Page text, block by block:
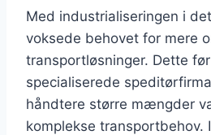
Med industrialiseringen i
voksede behovet for mere
transportløsninger. Dette
specialiserede
håndtere større mængder
komplekse transportbehov.